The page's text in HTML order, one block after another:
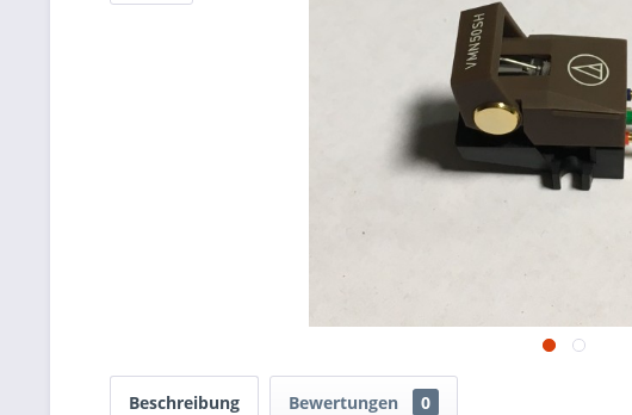
Beschreibung Bewertungen 0